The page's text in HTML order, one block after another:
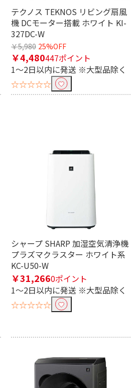
テクノス TEKNOS リビング扇風
機 DCモーター搭載 ホワイト KI-
327DC-W
￥5,980 25%OFF
￥4,480447ポイント
1～2日以内に発送 ※大型品除く
☆☆☆☆☆
シャープ SHARP 加湿空気清浄機
プラズマクラスター ホワイト系
KC-U50-W
￥31,2660ポイント
1～2日以内に発送 ※大型品除く
☆☆☆☆☆
有 無
大清快 nocria（ノクリア）
自動製氷機能
除菌機能
洗剤・柔軟剤 自動投
入